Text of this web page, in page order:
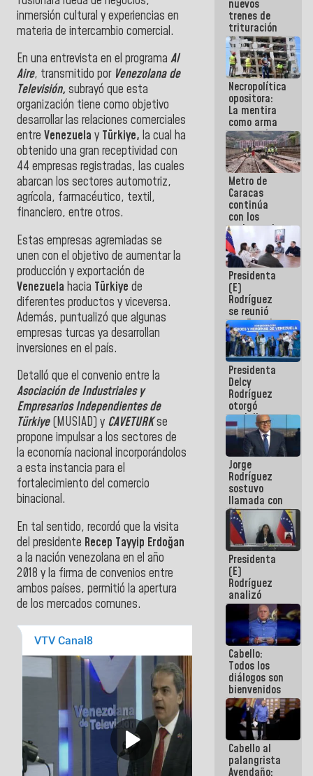
inmersión cultural y experiencias en
materia de intercambio comercial.
En una entrevista en el programa Al
Aire, transmitido por Venezolana de
Televisión, subrayó que esta
organización tiene como objetivo
desarrollar las relaciones comerciales
entre Venezuela y Türkiye, la cual ha
obtenido una gran receptividad con
44 empresas registradas, las cuales
abarcan los sectores automotriz,
agrícola, farmacéutico, textil,
financiero, entre otros.
Estas empresas agremiadas se
unen con el objetivo de aumentar la
producción y exportación de
Venezuela hacia Türkiye de
diferentes productos y viceversa.
Además, puntualizó que algunas
empresas turcas ya desarrollan
inversiones en el país.
Detalló que el convenio entre la
Asociación de Industriales y
Empresarios Independientes de
Türkiye(MUSIAD) y CAVETURKse
propone impulsar a los sectores de
la economía nacional incorporándolos
a esta instancia para el
fortalecimiento del comercio
binacional.
En tal sentido, recordó que la visita
del presidente Recep Tayyip Erdoğan
a la nación venezolana en el año
2018 y la firma de convenios entre
ambos países, permitió la apertura
de los mercados comunes.
embarrarla
nuevos
trenes de
trituración
para
optimizar
manejo de
escombros
en La Guaira
Necropolítica
opositora:
La mentira
como arma
contra el
Pueblo
Metro de
Caracas
continúa
con los
trabajos de
mantenimiento
e inspección
en la Línea 2
Presidenta
(E)
Rodríguez
se reunió
con Estado
Mayor
Eléctrico
para
abordar
planes de
acción
Presidenta
Delcy
Rodríguez
otorgó
medalla
"Héroe de
Venezuela"
a servidores
públicos
Jorge
Rodríguez
sostuvo
llamada con
Dinorah
Figuera y
acuerdan
primer
encuentro
presencial
para el
diálogo
Presidenta
(E)
Rodríguez
analizó
junto a
gobernadores
planes de
recuperación
del Sistema
Eléctrico
Nacional
Cabello:
Todos los
diálogos son
bienvenidos
siempre que
estén en el
marco de la
Constitución
de la
República
Cabello al
palangrista
Avendaño: